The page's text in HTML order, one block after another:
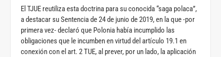
El TJUE reutiliza esta doctrina para su conocida “saga polaca”,
a destacar su Sentencia de 24 de junio de 2019, en la que -por
primera vez- declaró que Polonia había incumplido las
obligaciones que le incumben en virtud del artículo 19.1 en
conexión con el art. 2 TUE, al prever, por un lado, la aplicación